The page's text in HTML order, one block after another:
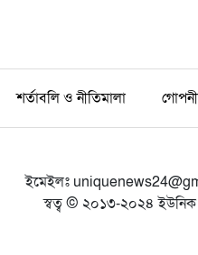
শর্তাবলি ও নীতিমালা
ইমেইলঃ
স্বত্ব © ২০১৩-২০২৪